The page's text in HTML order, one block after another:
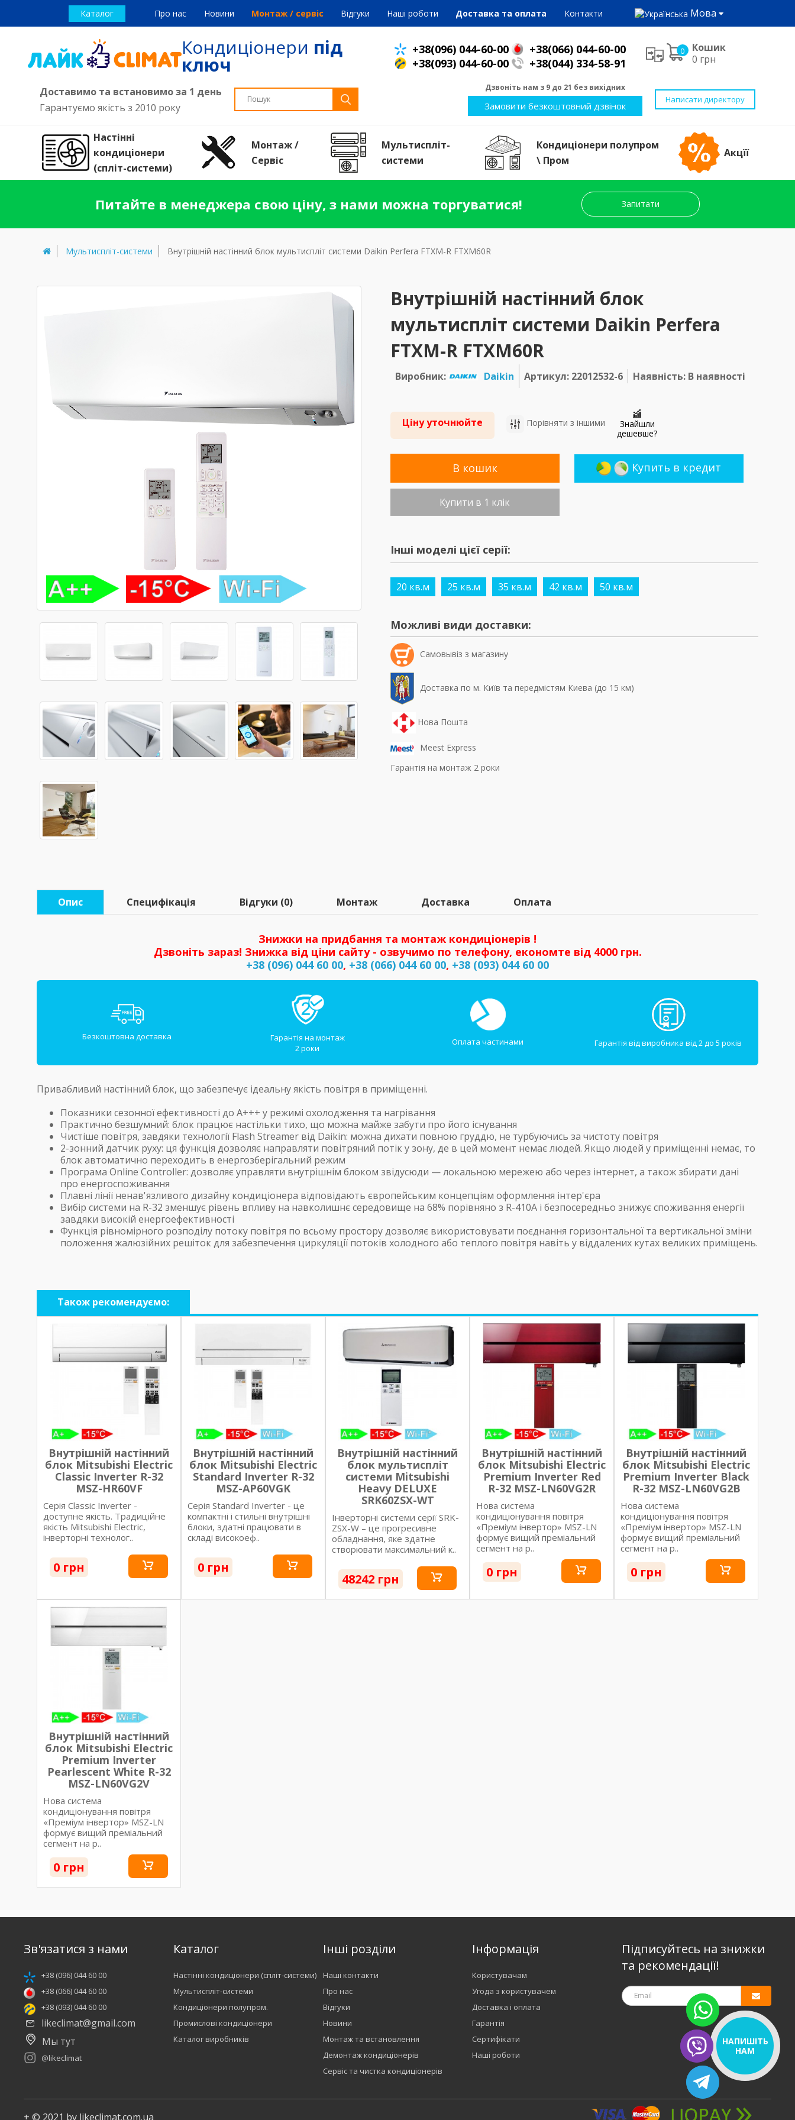
Каталог Про нас Новини Монтаж / сервіс Відгуки Наші роботи Доставка та оплата Контакти Мова
Кондиціонери під
ключ
+38(096) 044-60-00
+38(066) 044-60-00
+38(093) 044-60-00
+38(044) 334-58-91
0
Кошик
0 грн
Доставимо та встановимо за 1 день
Гарантуємо якість з 2010 року
Дзвоніть нам з 9 до 21 без вихідних
Замовити безкоштовний дзвінок
Написати директору
Настінні
кондиціонери
(спліт-системи)
Монтаж /
Сервiс
Мультиспліт-
системи
Кондиціонери полупром
\ Пром
Акцїї
Питайте в менеджера свою ціну, з нами можна торгуватися! Запитати
Мультиспліт-системи Внутрішній настінний блок мультиспліт системи Daikin Perfera FTXM-R FTXM60R
Внутрішній настінний блок
мультиспліт системи Daikin Perfera
FTXM-R FTXM60R
Виробник: Daikin Артикул: 22012532-6 Наявність: В наявності
Ціну уточнюйте Порівняти з іншими
Знайшли
дешевше?
В кошик Купить в кредит
Купити в 1 клік
Інші моделі цієї серії:
20 кв.м 25 кв.м 35 кв.м 42 кв.м 50 кв.м
Можливі види доставки:
Самовывiз з магазину
Доставка по м. Київ та передмістям Киева (до 15 км)
Нова Пошта
Meest Express
Гарантія на монтаж 2 роки
Опис Специфікація Відгуки (0) Монтаж Доставка Оплата
Знижки на придбання та монтаж кондиціонерів !
Дзвоніть зараз! Знижка від ціни сайту - озвучимо по телефону, економте від 4000 грн.
+38 (096) 044 60 00, +38 (066) 044 60 00, +38 (093) 044 60 00
Безкоштовна доставка
Гарантія на монтаж
2 роки
Оплата частинами Гарантія від виробника від 2 до 5 років
Привабливий настінний блок, що забезпечує ідеальну якість повітря в приміщенні.
Показники сезонної ефективності до A+++ у режимі охолодження та нагрівання
Практично безшумний: блок працює настільки тихо, що можна майже забути про його існування
Чистіше повітря, завдяки технології Flash Streamer від Daikin: можна дихати повною груддю, не турбуючись за чистоту повітря
2-зонний датчик руху: ця функція дозволяє направляти повітряний потік у зону, де в цей момент немає людей. Якщо людей у приміщенні немає, то
блок автоматично переходить в енергозберігальний режим
Програма Online Controller: дозволяє управляти внутрішнім блоком звідусюди — локальною мережею або через інтернет, а також збирати дані
про енергоспоживання
Плавні лінії ненав'язливого дизайну кондиціонера відповідають європейським концепціям оформлення інтер'єра
Вибір системи на R-32 зменшує рівень впливу на навколишнє середовище на 68% порівняно з R-410A і безпосередньо знижує споживання енергії
завдяки високій енергоефективності
Функція рівномірного розподілу потоку повітря по всьому простору дозволяє використовувати поєднання горизонтальної та вертикальної зміни
положення жалюзійних решіток для забезпечення циркуляції потоків холодного або теплого повітря навіть у віддалених кутах великих приміщень.
Також рекомендуємо:
Внутрішній настінний
блок Mitsubishi Electric
Classic Inverter R-32
MSZ-HR60VF
Серія Classic Inverter -
доступне якість. Традиційне
якість Mitsubishi Electric,
інверторні технолог..
0 грн
Внутрішній настінний
блок Mitsubishi Electric
Standard Inverter R-32
MSZ-AP60VGK
Серія Standard Inverter - це
компактні і стильні внутрішні
блоки, здатні працювати в
складі високоеф..
0 грн
Внутрішній настінний
блок мультиспліт
системи Mitsubishi
Heavy DELUXE
SRK60ZSX-WT
Інверторні системи серії SRK-
ZSX-W – це прогресивне
обладнання, яке здатне
створювати максимальний к..
48242 грн
Внутрішній настінний
блок Mitsubishi Electric
Premium Inverter Red
R-32 MSZ-LN60VG2R
Нова система
кондиціонування повітря
«Преміум інвертор» MSZ-LN
формує вищий преміальний
сегмент на р..
0 грн
Внутрішній настінний
блок Mitsubishi Electric
Premium Inverter Black
R-32 MSZ-LN60VG2B
Нова система
кондиціонування повітря
«Преміум інвертор» MSZ-LN
формує вищий преміальний
сегмент на р..
0 грн
Внутрішній настінний
блок Mitsubishi Electric
Premium Inverter
Pearlescent White R-32
MSZ-LN60VG2V
Нова система
кондиціонування повітря
«Преміум інвертор» MSZ-LN
формує вищий преміальний
сегмент на р..
0 грн
Зв'язатися з нами
+38 (096) 044 60 00
+38 (066) 044 60 00
+38 (093) 044 60 00
likeclimat@gmail.com
Мы тут
@likeclimat
Каталог
Настінні кондиціонери (спліт-системи)
Мультиспліт-системи
Кондиціонери полупром.
Промислові кондиціонери
Каталог виробників
Інші розділи
Наші контакти
Про нас
Відгуки
Новини
Монтаж та встановлення
Демонтаж кондиціонерів
Сервіс та чистка кондиціонерів
Інформація
Користувачам
Угода з користувачем
Доставка і оплата
Гарантія
Сертифікати
Наші роботи
Підписуйтесь на знижки
та рекомендації!
+ © 2021 by likeclimat.com.ua
НАПИШІТЬ
НАМ